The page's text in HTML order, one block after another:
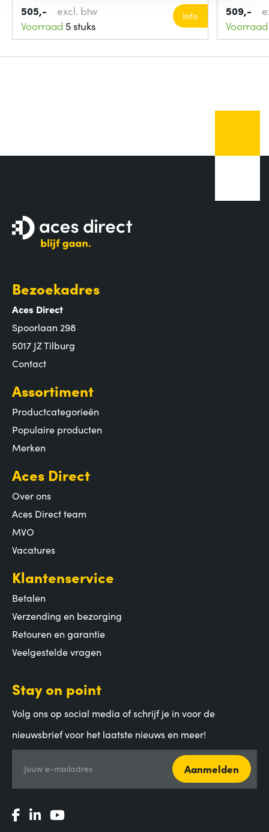
505,-
excl. btw
Voorraad 5 stuks
Info 509,-
Voorraad
Bezoekadres
Aces Direct
Spoorlaan 298
5017 JZ Tilburg
Contact
Assortiment
Productcategorieën
Populaire producten
Merken
Aces Direct
Over ons
Aces Direct team
MVO
Vacatures
Klantenservice
Betalen
Verzending en bezorging
Retouren en garantie
Veelgestelde vragen
Stay on point
Volg ons op social media of schrijf je in voor de
nieuwsbrief voor het laatste nieuws en meer!
Jouw e-mailadres Aanmelden